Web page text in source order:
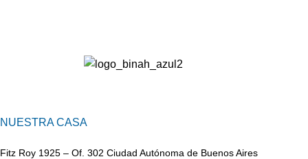
NUESTRA CASA
Fitz Roy 1925 – Of. 302 Ciudad Autónoma de Buenos Aires